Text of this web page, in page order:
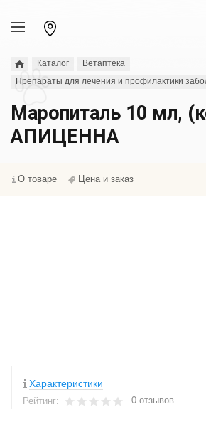
Каталог
Ветаптека
Препараты для лечения и профилактики
Маропиталь 10 мл,
АПИЦЕННА
О товаре Цена и заказ
Характеристики
Рейтинг: 0 отзывов